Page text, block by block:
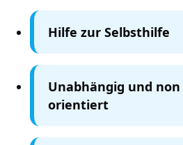
Hilfe zur Selbsthilfe
Unabhängig und
orientiert